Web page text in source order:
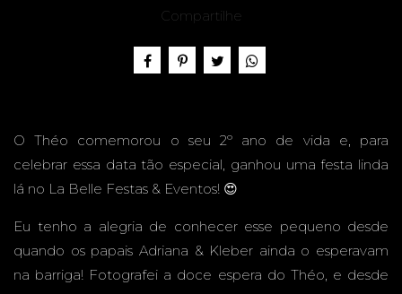
ANOS -
LA
BELLE
Compartilhe
O Théo comemorou o seu 2º ano de vida e, para
celebrar essa data tão especial, ganhou uma festa linda
lá no La Belle Festas & Eventos! 😍
Eu tenho a alegria de conhecer esse pequeno desde
quando os papais Adriana & Kleber ainda o esperavam
na barriga! Fotografei a doce espera do Théo, e desde